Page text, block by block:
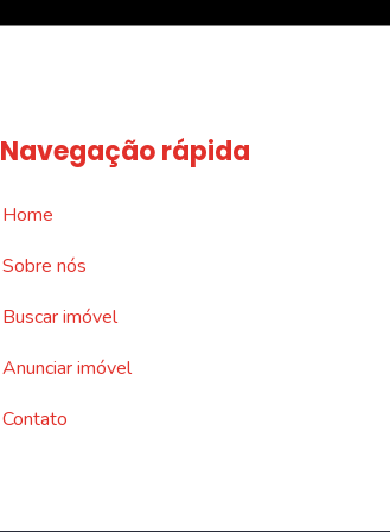
Navegação rápida
Home
Sobre nós
Buscar imóvel
Anunciar imóvel
Contato